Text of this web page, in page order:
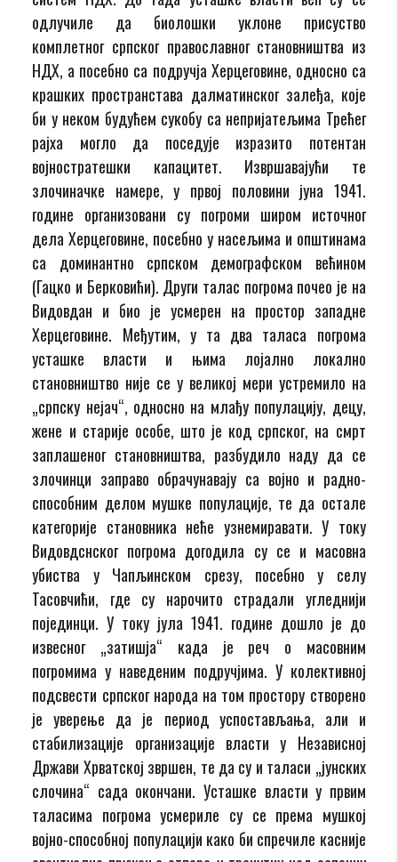
одлучиле да биолошки уклоне присуство
комплетног српског православног становништва из
НДХ, а посебно са подручја Херцеговине, односно са
крашких пространстава далматинског залеђа, које
би у неком будућем сукобу са непријатељима Трећег
рајха могло да поседује изразито потентан
војностратешки капацитет. Извршавајући те
злочиначке намере, у првој половини јуна 1941.
године организовани су погроми широм источног
дела Херцеговине, посебно у насељима и општинама
са доминантно српском демографском већином
(Гацко и Берковићи). Други талас погрома почео је на
Видовдан и био је усмерен на простор западне
Херцеговине. Међутим, у та два таласа погрома
усташке власти и њима лојално локално
становништво није се у великој мери устремило на
„српску нејач“, односно на млађу популацију, децу,
жене и старије особе, што је код српског, на смрт
заплашеног становништва, разбудило наду да се
злочинци заправо обрачунавају са војно и радно-
способним делом мушке популације, те да остале
категорије становника неће узнемиравати. У току
Видовдснског погрома догодила су се и масовна
убиства у Чапљинском срезу, посебно у селу
Тасовчићи, где су нарочито страдали угледнији
појединци. У току јула 1941. године дошло је до
извесног „затишја“ када је реч о масовним
погромима у наведеним подручјима. У колективној
подсвести српског народа на том простору створено
је уверење да је период успостављања, али и
стабилизације организације власти у Независној
Држави Хрватској звршен, те да су и таласи „јунских
слочина“ сада окончани. Усташке власти у првим
таласима погрома усмериле су се према мушкој
војно-способној популацији како би спречиле касније